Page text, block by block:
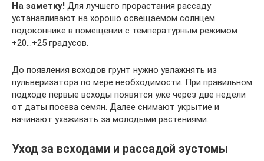
На заметку! Для лучшего прорастания рассаду
устанавливают на хорошо освещаемом солнцем
подоконнике в помещении с температурным режимом
+20…+25 градусов.
До появления всходов грунт нужно увлажнять из
пульверизатора по мере необходимости. При правильном
подходе первые всходы появятся уже через две недели
от даты посева семян. Далее снимают укрытие и
начинают ухаживать за молодыми растениями.
Уход за всходами и рассадой эустомы